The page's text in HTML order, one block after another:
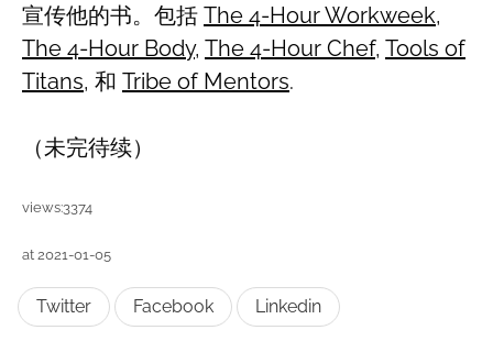
宣传他的书。包括 The 4-Hour Workweek,
The 4-Hour Body, The 4-Hour Chef, Tools of
Titans, 和 Tribe of Mentors.
（未完待续）
views:3374
at 2021-01-05
Twitter Facebook Linkedin